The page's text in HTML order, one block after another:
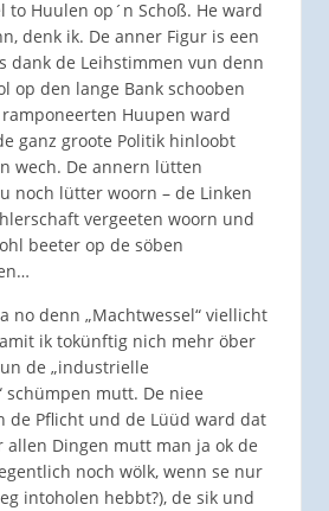
to Huulen op´n Schoß. He ward
denk ik. De anner Figur is een
dank de Leihstimmen vun denn
op den lange Bank schooben
Huupen ward
ganz groote Politik hinloobt
wech. De annern lütten
noch lütter woorn – de Linken
vergeeten woorn und
beeter op de söben
no denn „Machtwessel“ viellicht
ik tokünftig nich mehr öber
de „industrielle
schümpen mutt. De niee
de Pflicht und de Lüüd ward dat
allen Dingen mutt man ja ok de
noch wölk, wenn se nur
intoholen hebbt?), de sik und